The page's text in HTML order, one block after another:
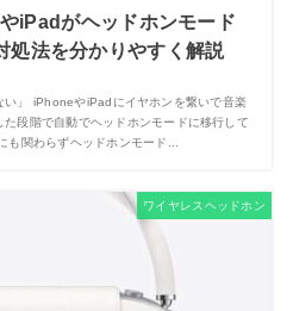
iPadがヘッドホンモード
処法を分かりやすく解説
い」 iPhoneやiPadにイヤホンを繋いで音楽
段階で自動でヘッドホンモードに移行して
も関わらずヘッドホンモード...
ワイヤレスヘッドホン